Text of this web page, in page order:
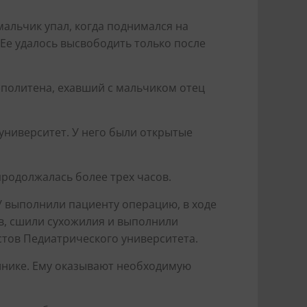
упал, когда поднимался на
удалось высвободить только после
ехавший с мальчиком отец
У него были открытые
более трех часов.
пациенту операцию, в ходе
сшили сухожилия и выполнили
Педиатрического университета.
Ему оказывают необходимую